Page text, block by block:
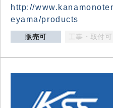
http://
eyama/products
販売可 工事・取付可